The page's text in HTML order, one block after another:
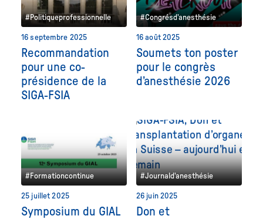
#Politiqueprofessionnelle
16 septembre 2025
Recommandation
pour une co-
présidence de la
SIGA-FSIA
#Congrésd'anesthésie
16 août 2025
Soumets ton poster
pour le congrès
d’anesthésie 2026
#Formationcontinue
25 juillet 2025
Symposium du GIAL
#Journald'anesthésie
26 juin 2025
Don et